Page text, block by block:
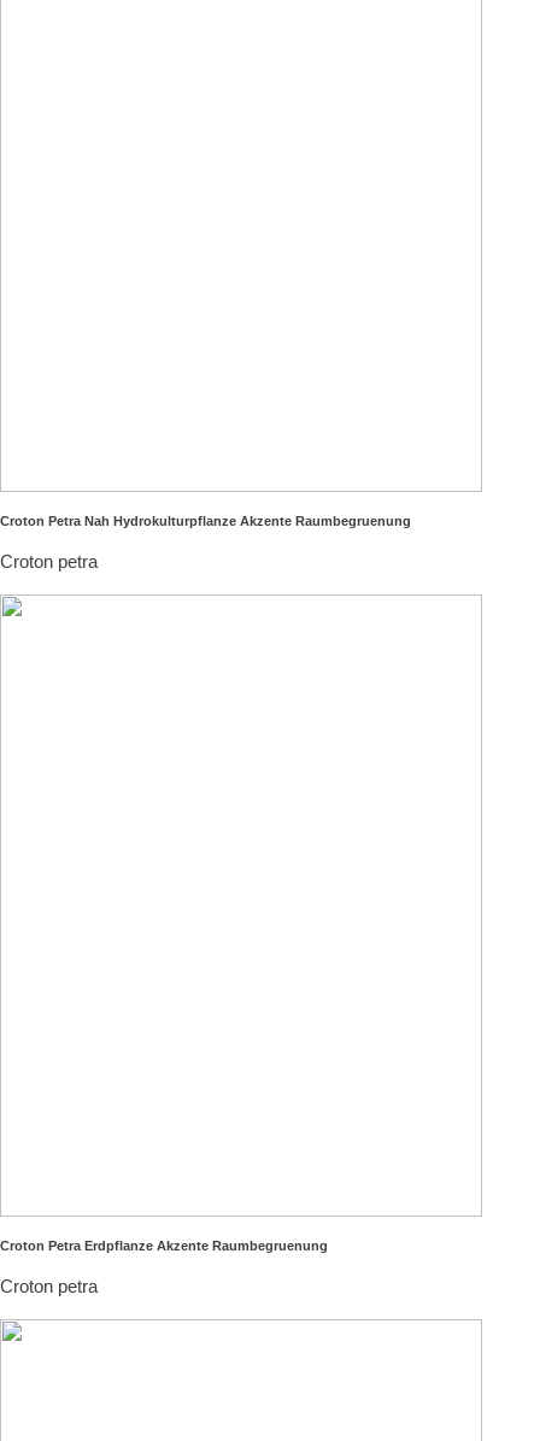
Croton Petra Nah Hydrokulturpflanze Akzente Raumbegruenung
Croton petra
Croton Petra Erdpflanze Akzente Raumbegruenung
Croton petra